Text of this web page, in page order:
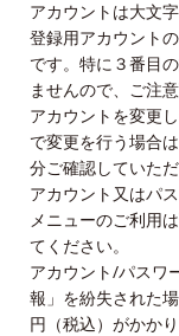
アカウントは大文
登録用アカウント
です。特に３番目
ませんので、ご注意
アカウントを変更
で変更を行う場合
分ご確認していた
アカウント又はパ
メニューのご利用
てください。
アカウント/パスワ
報」を紛失された
円（税込）がかか